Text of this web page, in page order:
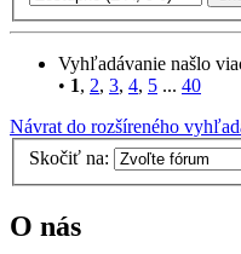
Vyhľadávanie našlo
• 1, 2, 3, 4, 5 ... 40
Návrat do rozšíreného
Skočiť na:
O nás